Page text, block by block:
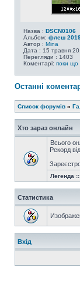
Назва : DSCN0106
Альбом: флеш
Автор : Mina
Дата : 15 травня
Перегляди : 1403
Коментарі: поки що
Останні
Список форумів »
Хто зараз онлайн
Всього
Рекорд
Легенда ::
Статистика
Вхід